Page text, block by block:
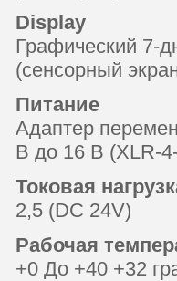
Display
Графический 7-
(сенсорный
Питание
Адаптер
В до 16 В (XLR-
Токовая
2,5 (DC 24V)
Рабочая
+0 До +40 +32